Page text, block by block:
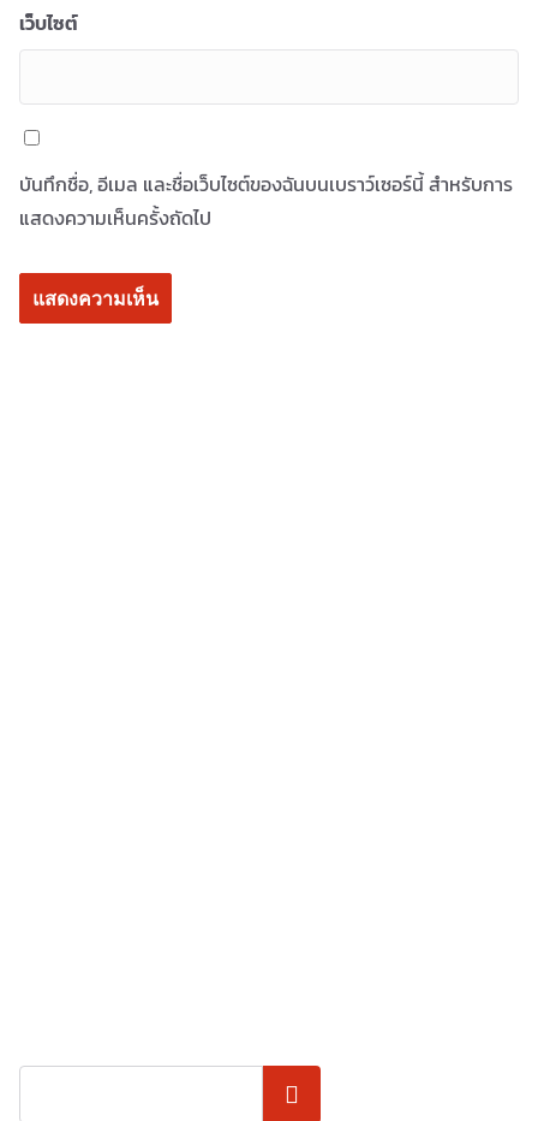
เว็บไซต์
บันทึกชื่อ, อีเมล และชื่อเว็บไซต์ของฉันบนเบราว์เซอร์นี้ สำหรับการ
แสดงความเห็นครั้งถัดไป
ค้นหา